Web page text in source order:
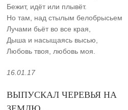
Бежит, идёт или плывёт.
Но там, над стылым белобрысьем
Лучами бьёт во все края,
Дыша и насыщаясь высью,
Любовь твоя, любовь моя.
16.01.17
ВЫПУСКАЛ ЧЕРЕВЬЯ НА